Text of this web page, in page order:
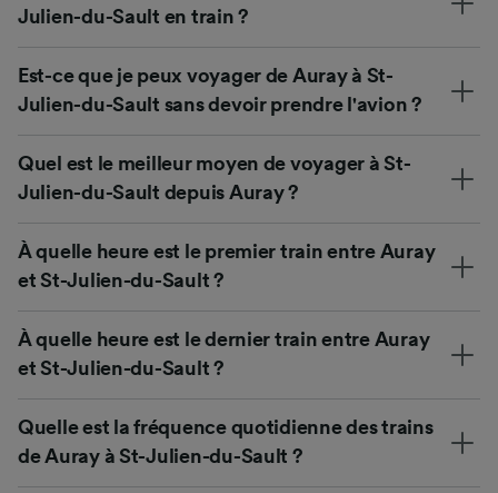
Julien-du-Sault en train ?
Est-ce que je peux voyager de Auray à St-
Julien-du-Sault sans devoir prendre l'avion ?
Quel est le meilleur moyen de voyager à St-
Julien-du-Sault depuis Auray ?
À quelle heure est le premier train entre Auray
et St-Julien-du-Sault ?
À quelle heure est le dernier train entre Auray
et St-Julien-du-Sault ?
Quelle est la fréquence quotidienne des trains
de Auray à St-Julien-du-Sault ?